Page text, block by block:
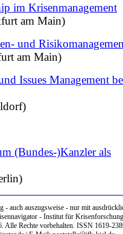
im Krisenmanagement
am Main)
und
am Main)
Issues Management
(Bundes-)Kanzler als
- auch auszugsweise - nur mit
- Institut für
Alle Rechte vorbehalten. ISSN 1619-